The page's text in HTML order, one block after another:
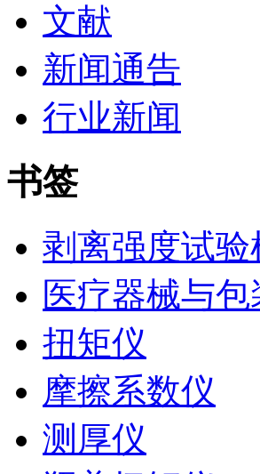
文献
新闻通告
行业新闻
书签
剥离强度试验
医疗器械与
扭矩仪
摩擦系数仪
测厚仪